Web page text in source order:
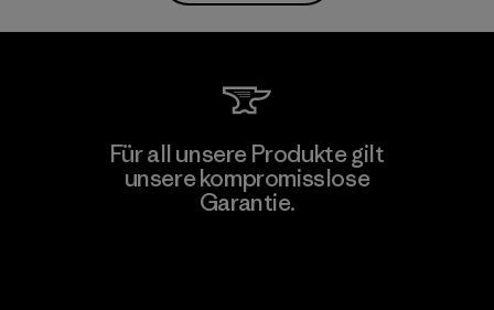
Für all unsere Produkte gilt
unsere kompromisslose
Garantie.